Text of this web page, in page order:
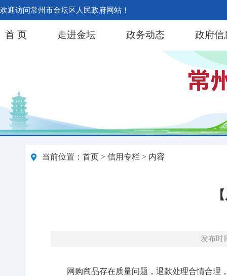
欢迎访问常州市金坛区人民政府网站！
首 页 走进金坛 政务动态 政府信
当前位置： 首页 > 信用专栏 > 内容
发布时
网购商品存在质量问题，退款处理合情合理